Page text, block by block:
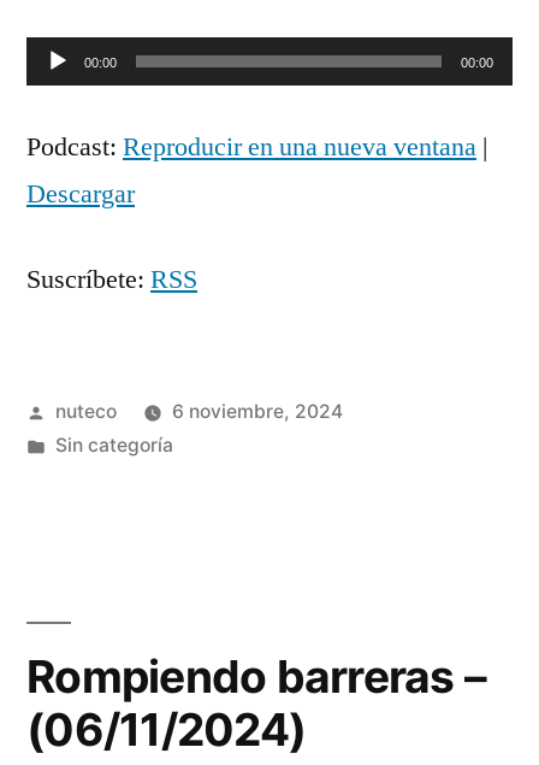
Reproductor
audio
00:00 00:00
Podcast: Reproducir en una nueva ventana |
Descargar
Suscríbete: RSS
Publicada
por
nuteco
6 noviembre, 2024
Publicada
Sin categoría
Rompiendo barreras –
(06/11/2024)